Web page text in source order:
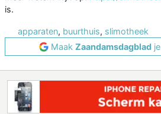
is.
apparaten, buurthuis, slimotheek
Maak Zaandamsdagblad